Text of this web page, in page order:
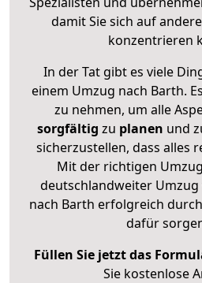
damit Sie sich auf
konzentrieren
In der Tat gibt es viele
einem Umzug nach Barth.
zu nehmen, um alle
sorgfältig zu planen und
sicherzustellen, dass alles
Mit der richtigen
deutschlandweiter Umzug
nach Barth erfolgreich
dafür
Füllen Sie jetzt das
Sie kostenlose